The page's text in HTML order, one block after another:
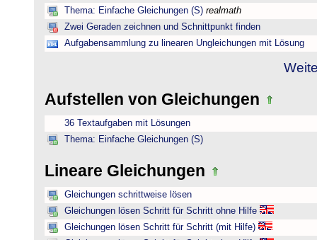
Thema: Einfache Gleichungen (S) realmath
Zwei Geraden zeichnen und Schnittpunkt finden
Aufgabensammlung zu linearen Ungleichungen mit Lösung
Aufstellen von Gleichungen
36 Textaufgaben mit Lösungen
Thema: Einfache Gleichungen (S)
Lineare Gleichungen
Gleichungen schrittweise lösen
Gleichungen lösen Schritt für Schritt ohne Hilfe
Gleichungen lösen Schritt für Schritt (mit Hilfe)